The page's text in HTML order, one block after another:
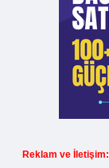
Reklam ve İletişim: